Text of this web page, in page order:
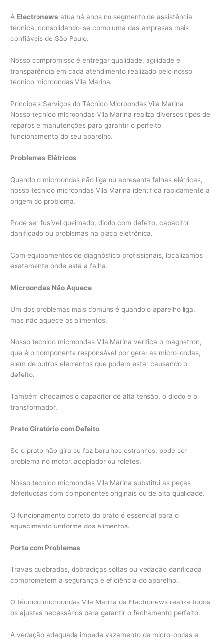
A Electronews atua há anos no segmento de assistência
técnica, consolidando-se como uma das empresas mais
confiáveis de São Paulo.
Nosso compromisso é entregar qualidade, agilidade e
transparência em cada atendimento realizado pelo nosso
técnico microondas Vila Marina.
Principais Serviços do Técnico Microondas Vila Marina
Nosso técnico microondas Vila Marina realiza diversos tipos de
reparos e manutenções para garantir o perfeito
funcionamento do seu aparelho.
Problemas Elétricos
Quando o microondas não liga ou apresenta falhas elétricas,
nosso técnico microondas Vila Marina identifica rapidamente a
origem do problema.
Pode ser fusível queimado, diodo com defeito, capacitor
danificado ou problemas na placa eletrônica.
Com equipamentos de diagnóstico profissionais, localizamos
exatamente onde está a falha.
Microondas Não Aquece
Um dos problemas mais comuns é quando o aparelho liga,
mas não aquece os alimentos.
Nosso técnico microondas Vila Marina verifica o magnetron,
que é o componente responsável por gerar as micro-ondas,
além de outros elementos que podem estar causando o
defeito.
Também checamos o capacitor de alta tensão, o diodo e o
transformador.
Prato Giratório com Defeito
Se o prato não gira ou faz barulhos estranhos, pode ser
problema no motor, acoplador ou roletes.
Nosso técnico microondas Vila Marina substitui as peças
defeituosas com componentes originais ou de alta qualidade.
O funcionamento correto do prato é essencial para o
aquecimento uniforme dos alimentos.
Porta com Problemas
Travas quebradas, dobradiças soltas ou vedação danificada
comprometem a segurança e eficiência do aparelho.
O técnico microondas Vila Marina da Electronews realiza todos
os ajustes necessários para garantir o fechamento perfeito.
A vedação adequada impede vazamento de micro-ondas e